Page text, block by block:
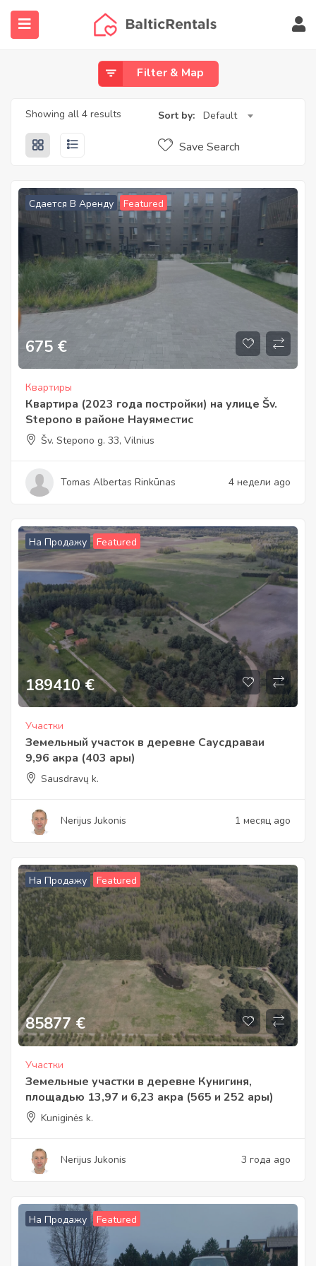
(Найти агента)
(Ещё…)
Filter & Map
Showing all 4 results Sort by: Default
Save Search
Сдается В Аренду Featured
675 €
Квартиры
Квартира (2023 года постройки) на улице Šv.
Stepono в районе Науяместис
Šv. Stepono g. 33, Vilnius
Tomas Albertas Rinkūnas 4 недели ago
На Продажу Featured
189410 €
Участки
Земельный участок в деревне Саусдраваи
9,96 акра (403 ары)
Sausdravų k.
Nerijus Jukonis 1 месяц ago
На Продажу Featured
85877 €
Участки
Земельные участки в деревне Кунигиня,
площадью 13,97 и 6,23 акра (565 и 252 ары)
Kuniginės k.
Nerijus Jukonis 3 года ago
На Продажу Featured